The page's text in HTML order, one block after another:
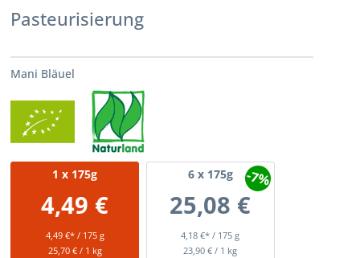
Pasteurisierung
Mani Bläuel
1 x 175g
4,49 €
4,49 €* / 175 g
25,70 € / 1 kg
6x 175g
25,08 €
4,18 €* / 175 g
-7%
23,90 € / 1 kg